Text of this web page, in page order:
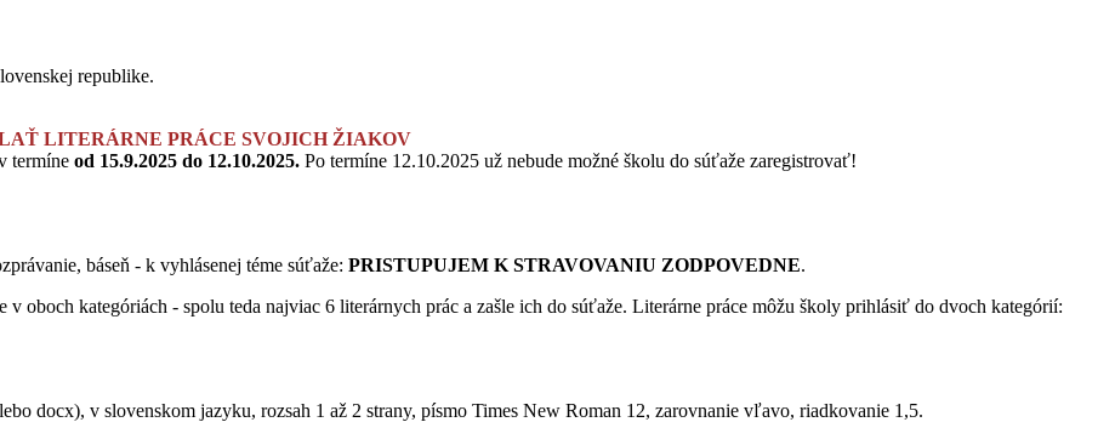
republike.
LITERÁRNE PRÁCE SVOJICH ŽIAKOV
termíne od 15.9.2025 do 12.10.2025. Po termíne 12.10.2025 už nebude možné školu do súťaže zaregistrovať!
báseň - k vyhlásenej téme súťaže: PRISTUPUJEM K STRAVOVANIU ZODPOVEDNE.
v oboch kategóriách - spolu teda najviac 6 literárnych prác a zašle ich do súťaže. Literárne práce môžu školy prihlásiť do dvoch kategórií:
docx), v slovenskom jazyku, rozsah 1 až 2 strany, písmo Times New Roman 12, zarovnanie vľavo, riadkovanie 1,5.